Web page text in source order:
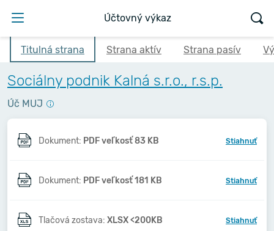
Účtovný výkaz
Titulná strana Strana aktív Strana pasív
Sociálny podnik Kalná s.r.o., r.s.p.
Úč MUJ
Dokument: PDF veľkosť 83 KB Stiahnuť
Dokument: PDF veľkosť 181 KB Stiahnuť
Tlačová zostava: XLSX <200KB Stiahnuť